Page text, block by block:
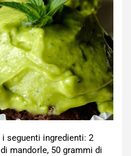
seguenti ingredienti: 2
mandorle, 50 grammi di